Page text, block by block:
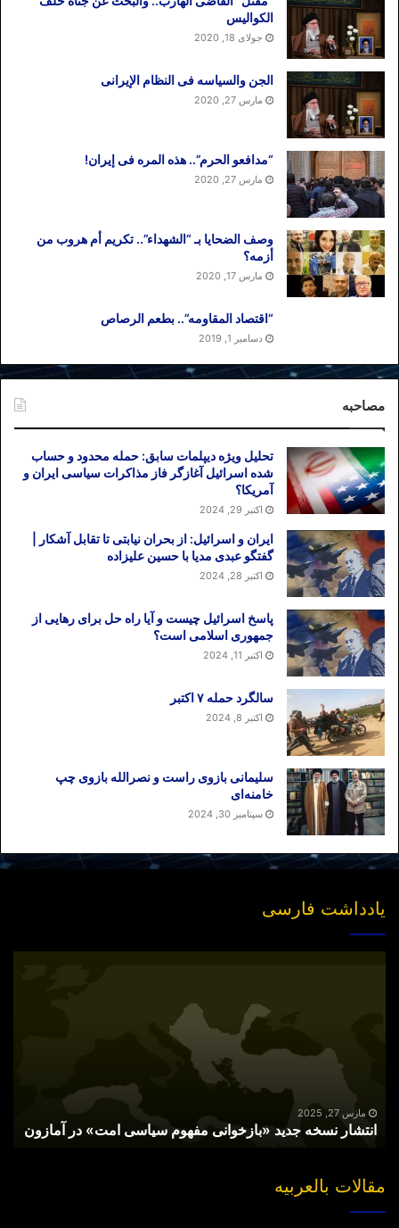
الکوالیس
جولای 18, 2020
الجن والسیاسه فی النظام اﻹیرانی
مارس 27, 2020
“مدافعو الحرم”.. هذه المره فی إیران!
مارس 27, 2020
وصف الضحایا بـ “الشهداء”.. تکریم أم هروب من
أزمه؟
مارس 17, 2020
“اقتصاد المقاومه”.. بطعم الرصاص
دسامبر 1, 2019
مصاحبه
تحلیل ویژه دیپلمات سابق: حمله محدود و حساب
شده اسرائیل آغازگر فاز مذاکرات سیاسی ایران و
آمریکا؟
اکتبر 29, 2024
ایران و اسرائیل: از بحران نیابتی تا تقابل آشکار |
گفتگو عبدی مدیا با حسین علیزاده
اکتبر 28, 2024
پاسخ اسرائیل چیست و آیا راه حل برای رهایی از
جمهوری اسلامی است؟
اکتبر 11, 2024
سالگرد حمله ۷ اکتبر
اکتبر 8, 2024
سلیمانی بازوی راست و نصرالله بازوی چپ
خامنه‌ای
سپتامبر 30, 2024
یادداشت فارسی
آمازونمارس 27, 2025
انتشار نسخه جدید «بازخوانی مفهوم سیاسی امت» در آمازون
مقالات بالعربیه